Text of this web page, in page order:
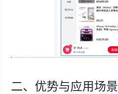
二、优势与应用场景